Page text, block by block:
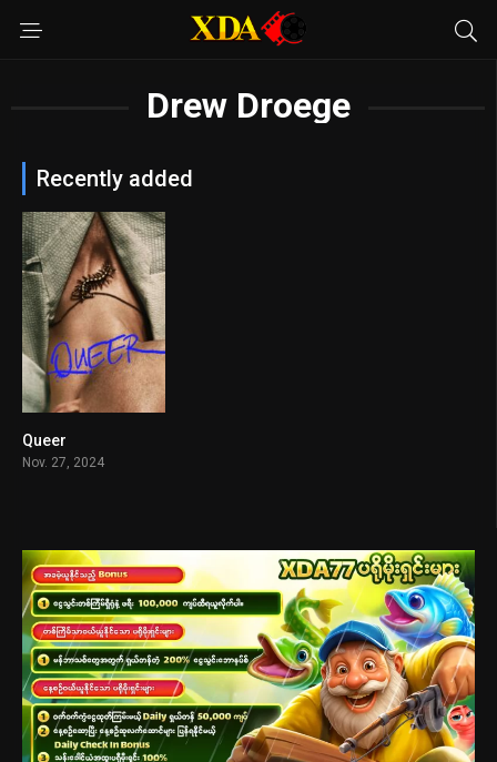
Drew Droege
Recently added
Queer
Nov. 27, 2024